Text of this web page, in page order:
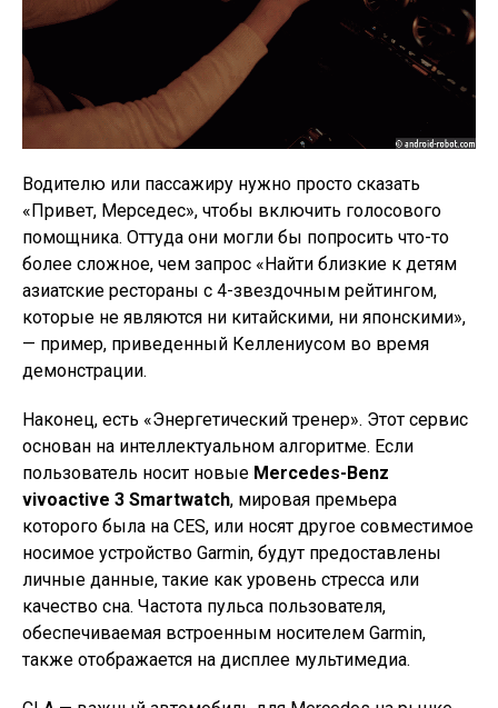
Водителю или пассажиру нужно просто сказать
«Привет, Мерседес», чтобы включить голосового
помощника. Оттуда они могли бы попросить что-то
более сложное, чем запрос «Найти близкие к детям
азиатские рестораны с 4-звездочным рейтингом,
которые не являются ни китайскими, ни японскими»,
— пример, приведенный Келлениусом во время
демонстрации.
Наконец, есть «Энергетический тренер». Этот сервис
основан на интеллектуальном алгоритме. Если
пользователь носит новые Mercedes-Benz
vivoactive 3 Smartwatch, мировая премьера
которого была на CES, или носят другое совместимое
носимое устройство Garmin, будут предоставлены
личные данные, такие как уровень стресса или
качество сна. Частота пульса пользователя,
обеспечиваемая встроенным носителем Garmin,
также отображается на дисплее мультимедиа.